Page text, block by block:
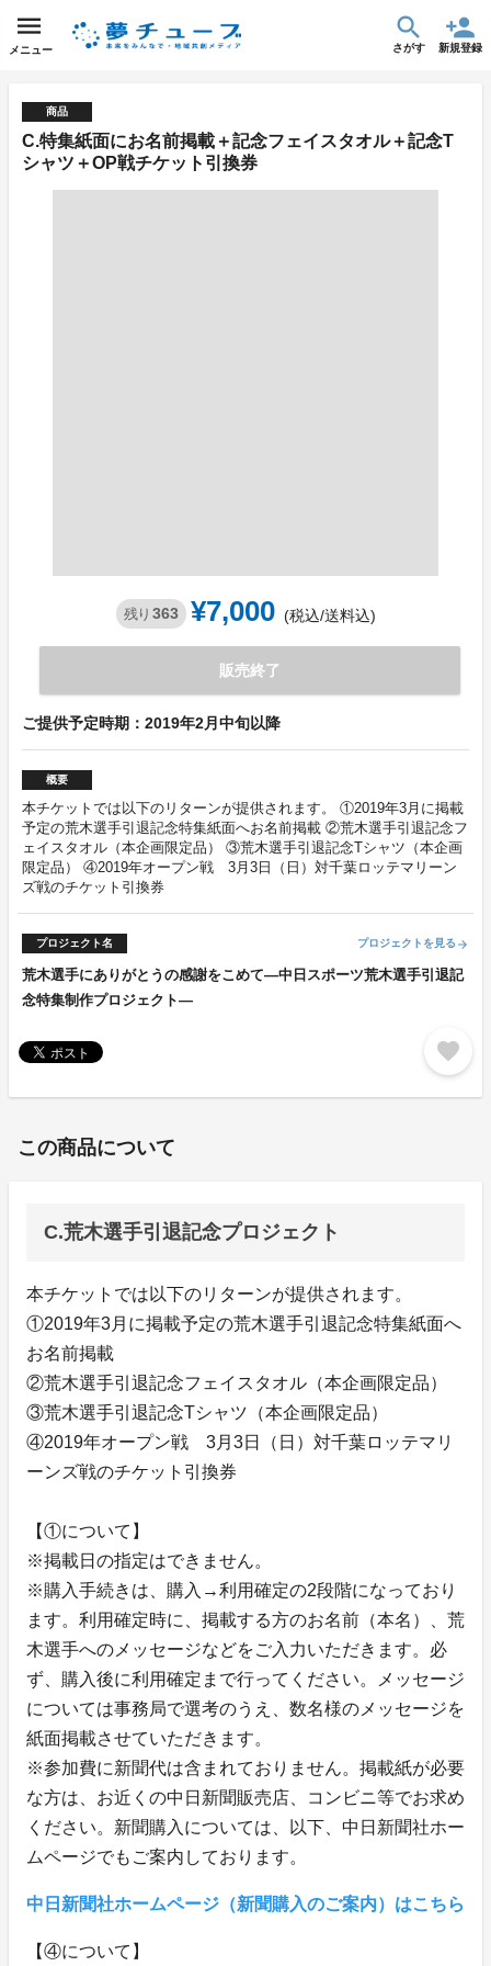
メニュー さがす 新規登録
商品
C.特集紙面にお名前掲載＋記念フェイスタオル＋記念T
シャツ＋OP戦チケット引換券
残り 363 ¥7,000 (税込/送料込)
販売終了
ご提供予定時期：2019年2月中旬以降
概要
本チケットでは以下のリターンが提供されます。 ①2019年3月に掲載
予定の荒木選手引退記念特集紙面へお名前掲載 ②荒木選手引退記念フ
ェイスタオル（本企画限定品） ③荒木選手引退記念Tシャツ（本企画
限定品） ④2019年オープン戦 3月3日（日）対千葉ロッテマリーン
ズ戦のチケット引換券
プロジェクト名 プロジェクトを見る arrow_forward
荒木選手にありがとうの感謝をこめて―中日スポーツ荒木選手引退記
念特集制作プロジェクト―
favorite
この商品について
C.荒木選手引退記念プロジェクト
本チケットでは以下のリターンが提供されます。
①2019年3月に掲載予定の荒木選手引退記念特集紙面へ
お名前掲載
②荒木選手引退記念フェイスタオル（本企画限定品）
③荒木選手引退記念Tシャツ（本企画限定品）
④2019年オープン戦 3月3日（日）対千葉ロッテマリ
ーンズ戦のチケット引換券
【①について】
※掲載日の指定はできません。
※購入手続きは、購入→利用確定の2段階になっており
ます。利用確定時に、掲載する方のお名前（本名）、荒
木選手へのメッセージなどをご入力いただきます。必
ず、購入後に利用確定まで行ってください。メッセージ
については事務局で選考のうえ、数名様のメッセージを
紙面掲載させていただきます。
※参加費に新聞代は含まれておりません。掲載紙が必要
な方は、お近くの中日新聞販売店、コンビニ等でお求め
ください。新聞購入については、以下、中日新聞社ホー
ムページでもご案内しております。
中日新聞社ホームページ（新聞購入のご案内）はこちら
【④について】